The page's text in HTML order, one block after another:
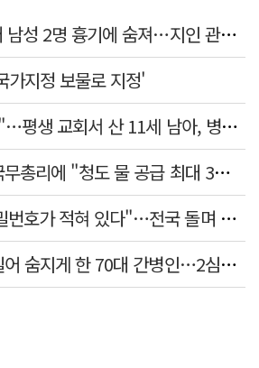
서울 면목동서 60대 남성 2명 흉기에 숨져…지인 관계로 추정
가지정 보물로 지정'
"침대에 결박, 탈진"…평생 교회서 산 11세 남아, 병원 이송 끝 숨져
박권현 청도군수, 국무총리에 "청도 물 공급 최대 3만t 늘려달라"
"경로당 통장에 비밀번호가 적혀 있다"…전국 돌며 경로당 13곳 턴 30대 구속
휠체어 환자 발로 밀어 숨지게 한 70대 간병인…2심도 집행유예